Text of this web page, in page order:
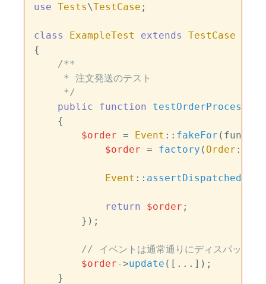
use Tests\TestCase ;
class ExampleTest extends
TestCase
{
/**
     * 注文発送のテスト
     */
public
function testOrderProcess
{
$order = Event :: fakeFor
$order = factory ( Order ::
Event :: assertDispatched
return $order ;
        });
// イベントは通常通りにディスパッチさ
$order->update ([...]);
    }